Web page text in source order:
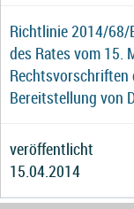
Richtlinie 2014/68/
des Rates vom 15.
Bereitstellung von
veröffentlicht
15.04.2014